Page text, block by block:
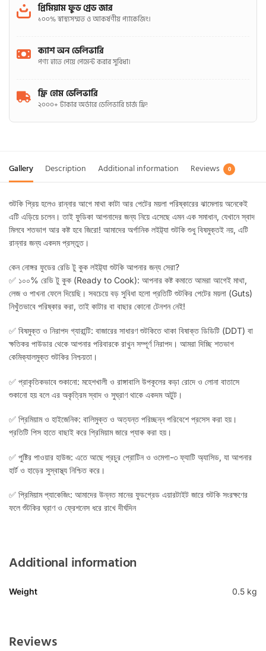
প্রিমিয়াম ফুড গ্রেড জার
১০০% স্বাস্থ্যসম্মত ও আকর্ষণীয় প্যাকেজিং।
ক্যাশ অন ডেলিভারি
পণ্য হাতে পেয়ে পেমেন্ট করার সুবিধা।
ফ্রি হোম ডেলিভারি
২০০০+ টাকার অর্ডারে ডেলিভারি চার্জ ফ্রি!
Gallery Description Additional information Reviews 0
শুটকি প্রিয় হলেও রান্নার আগে মাথা কাটা আর পেটের ময়লা পরিষ্কারের ঝামেলায় অনেকেই
এটি এড়িয়ে চলেন। তাই ফুডিকা আপনাদের জন্য নিয়ে এসেছে এমন এক সমাধান, যেখানে স্বাদ
মিলবে শতভাগ আর কষ্ট হবে জিরো! আমাদের অর্গানিক লইট্ট্যা শুটকি শুধু বিষমুক্তই নয়, এটি
রান্নার জন্য একদম প্রস্তুত।
কেন নোঙ্গর ফুডের রেডি টু কুক লইট্ট্যা শুটকি আপনার জন্য সেরা?
✅ ১০০% রেডি টু কুক (Ready to Cook): আপনার কষ্ট কমাতে আমরা আগেই মাথা,
লেজ ও পাখনা ফেলে দিয়েছি। সবচেয়ে বড় সুবিধা হলো প্রতিটি শুটকির পেটের ময়লা (Guts)
নিখুঁতভাবে পরিষ্কার করা, তাই কাটার বা বাছার কোনো টেনশন নেই!
✅ বিষমুক্ত ও নিরাপদ গ্যারান্টি: বাজারের সাধারণ শুটকিতে থাকা বিষাক্ত ডিডিটি (DDT) বা
ক্ষতিকর পাউডার থেকে আপনার পরিবারকে রাখুন সম্পূর্ণ নিরাপদ। আমরা দিচ্ছি শতভাগ
কেমিক্যালমুক্ত শুটকির নিশ্চয়তা।
✅ প্রাকৃতিকভাবে শুকানো: মহেশখালী ও রাঙ্গাবালি উপকূলের কড়া রোদে ও লোনা বাতাসে
শুকানো হয় বলে এর অকৃত্রিম স্বাদ ও সুঘ্রাণ থাকে একদম অটুট।
✅ প্রিমিয়াম ও হাইজেনিক: বালিমুক্ত ও অত্যন্ত পরিচ্ছন্ন পরিবেশে প্রসেস করা হয়।
প্রতিটি পিস হাতে বাছাই করে প্রিমিয়াম জারে প্যাক করা হয়।
✅ পুষ্টির পাওয়ার হাউজ: এতে আছে প্রচুর প্রোটিন ও ওমেগা-৩ ফ্যাটি অ্যাসিড, যা আপনার
হার্ট ও হাড়ের সুস্বাস্থ্য নিশ্চিত করে।
✅ প্রিমিয়াম প্যাকেজিং: আমাদের উন্নত মানের ফুডগ্রেড এয়ারটাইট জারে শুটকি সংরক্ষণের
ফলে শুঁটকির ঘ্রাণ ও ফ্রেশনেস ধরে রাখে দীর্ঘদিন
Additional information
Weight 0.5 kg
Reviews